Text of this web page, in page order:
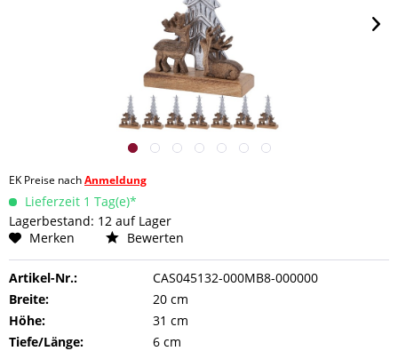
EK Preise nachAnmeldung
Lieferzeit 1 Tag(e)*
Lagerbestand: 12 auf Lager
Merken
Bewerten
Artikel-Nr.:
CAS045132-000MB8-000000
Breite:
20 cm
Höhe:
31 cm
Tiefe/Länge:
6 cm